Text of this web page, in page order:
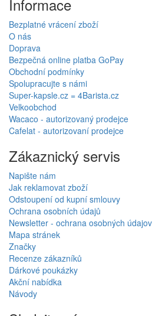
Informace
Bezplatné vrácení zboží
O nás
Doprava
Bezpečná online platba GoPay
Obchodní podmínky
Spolupracujte s námi
Super-kapsle.cz = 4Barista.cz
Velkoobchod
Wacaco - autorizovaný prodejce
Cafelat - autorizovaní prodejce
Zákaznický servis
Napište nám
Jak reklamovat zboží
Odstoupení od kupní smlouvy
Ochrana osobních údajů
Newsletter - ochrana osobných údajov
Mapa stránek
Značky
Recenze zákazníků
Dárkové poukázky
Akční nabídka
Návody